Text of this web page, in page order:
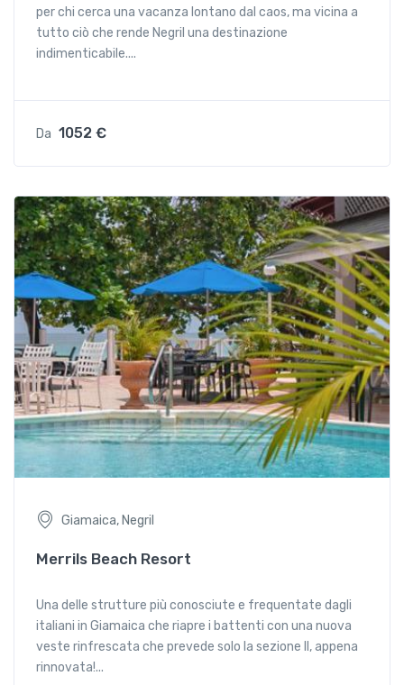
per chi cerca una vacanza lontano dal caos, ma vicina a
tutto ciò che rende Negril una destinazione
indimenticabile....
Da 1052 €
Giamaica, Negril
Merrils Beach Resort
Una delle strutture più conosciute e frequentate dagli
italiani in Giamaica che riapre i battenti con una nuova
veste rinfrescata che prevede solo la sezione II, appena
rinnovata!...